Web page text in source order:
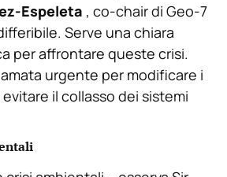
Espeleta , co-chair di Geo-7
Serve una chiara
per affrontare queste crisi.
urgente per modificare i
il collasso dei sistemi